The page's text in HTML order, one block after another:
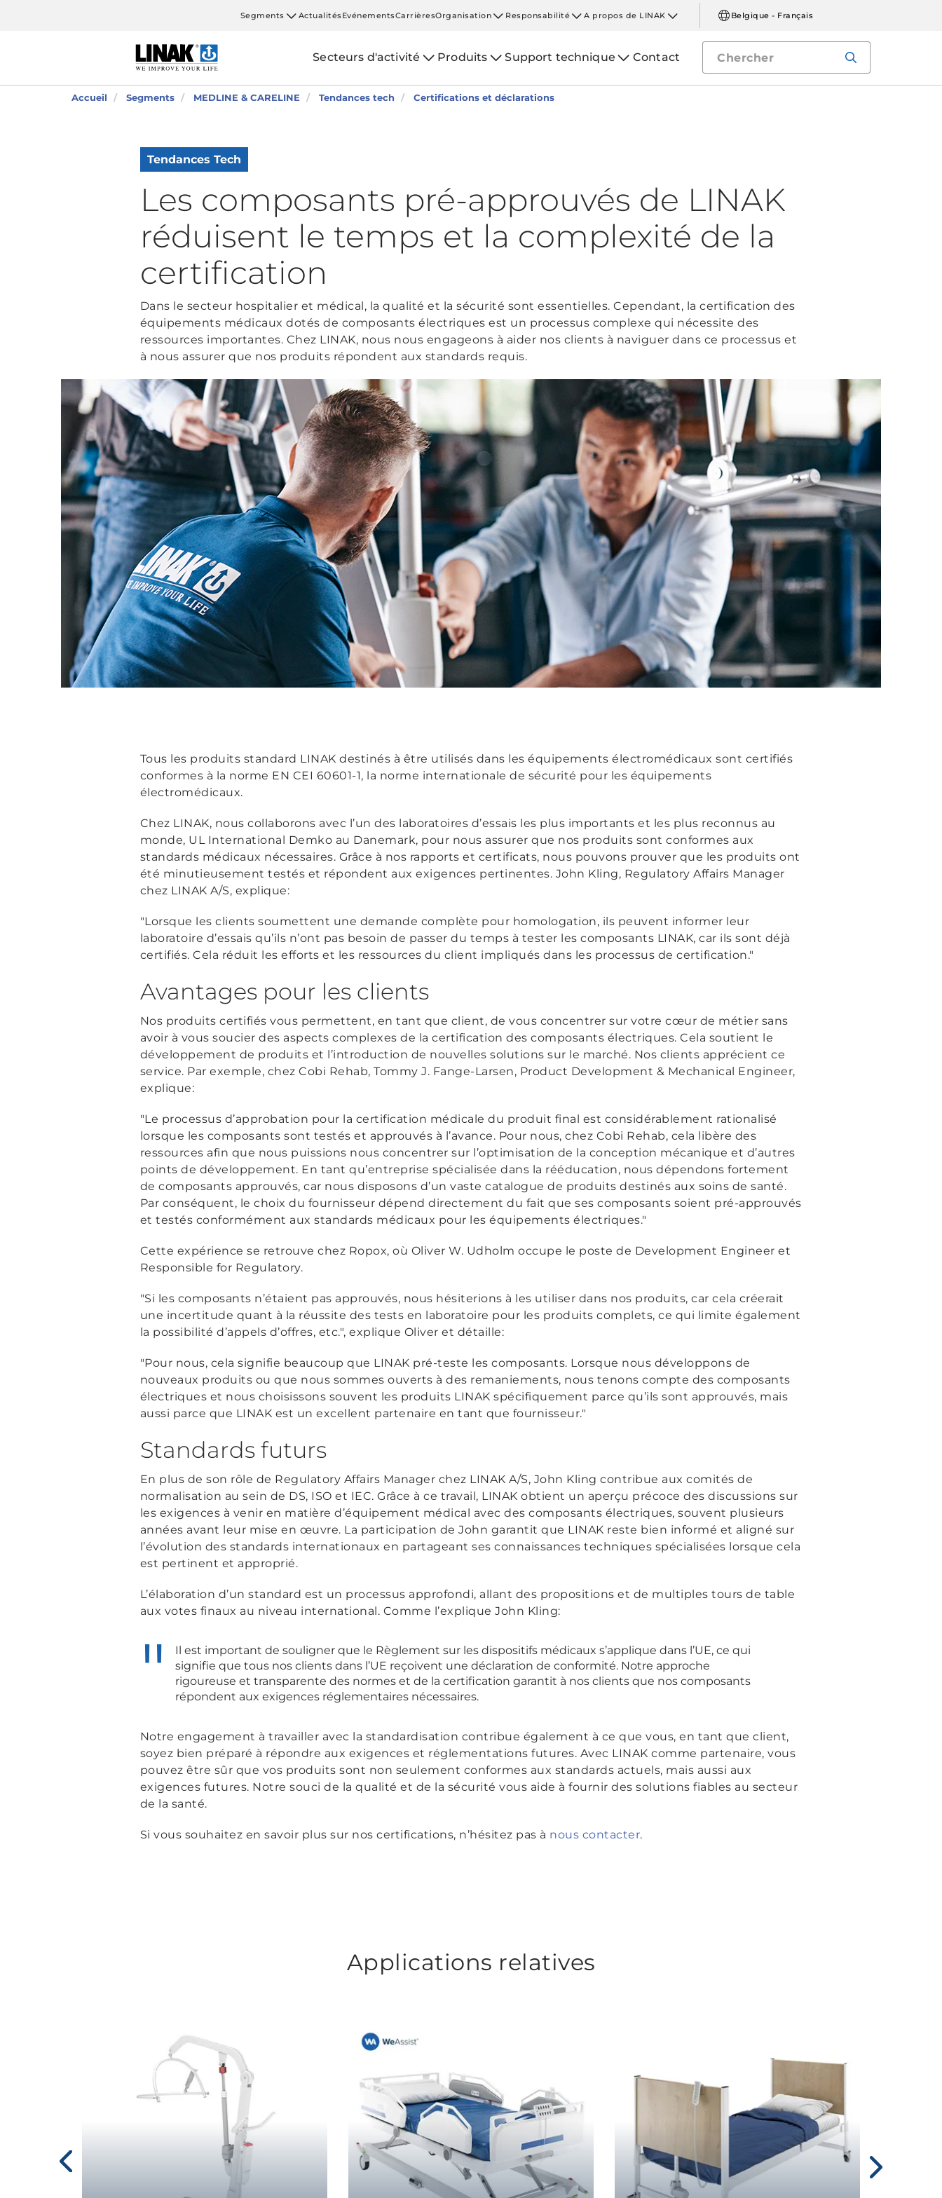
Segments ActualitésEvénementsCarrièresOrganisation Responsabilité A propos de LINAK Belgique - Français
Secteurs d'activité Produits Support technique Contact
Accueil Segments MEDLINE & CARELINE Tendances tech Certifications et déclarations
Tendances Tech
Les composants pré-approuvés de LINAK
réduisent le temps et la complexité de la
certification
Dans le secteur hospitalier et médical, la qualité et la sécurité sont essentielles. Cependant, la certification des
équipements médicaux dotés de composants électriques est un processus complexe qui nécessite des
ressources importantes. Chez LINAK, nous nous engageons à aider nos clients à naviguer dans ce processus et
à nous assurer que nos produits répondent aux standards requis.
Tous les produits standard LINAK destinés à être utilisés dans les équipements électromédicaux sont certifiés
conformes à la norme EN CEI 60601-1, la norme internationale de sécurité pour les équipements
électromédicaux.
Chez LINAK, nous collaborons avec l’un des laboratoires d’essais les plus importants et les plus reconnus au
monde, UL International Demko au Danemark, pour nous assurer que nos produits sont conformes aux
standards médicaux nécessaires. Grâce à nos rapports et certificats, nous pouvons prouver que les produits ont
été minutieusement testés et répondent aux exigences pertinentes. John Kling, Regulatory Affairs Manager
chez LINAK A/S, explique:
"Lorsque les clients soumettent une demande complète pour homologation, ils peuvent informer leur
laboratoire d’essais qu’ils n’ont pas besoin de passer du temps à tester les composants LINAK, car ils sont déjà
certifiés. Cela réduit les efforts et les ressources du client impliqués dans les processus de certification."
Avantages pour les clients
Nos produits certifiés vous permettent, en tant que client, de vous concentrer sur votre cœur de métier sans
avoir à vous soucier des aspects complexes de la certification des composants électriques. Cela soutient le
développement de produits et l’introduction de nouvelles solutions sur le marché. Nos clients apprécient ce
service. Par exemple, chez Cobi Rehab, Tommy J. Fange-Larsen, Product Development & Mechanical Engineer,
explique:
"Le processus d’approbation pour la certification médicale du produit final est considérablement rationalisé
lorsque les composants sont testés et approuvés à l’avance. Pour nous, chez Cobi Rehab, cela libère des
ressources afin que nous puissions nous concentrer sur l’optimisation de la conception mécanique et d’autres
points de développement. En tant qu’entreprise spécialisée dans la rééducation, nous dépendons fortement
de composants approuvés, car nous disposons d’un vaste catalogue de produits destinés aux soins de santé.
Par conséquent, le choix du fournisseur dépend directement du fait que ses composants soient pré-approuvés
et testés conformément aux standards médicaux pour les équipements électriques."
Cette expérience se retrouve chez Ropox, où Oliver W. Udholm occupe le poste de Development Engineer et
Responsible for Regulatory.
"Si les composants n’étaient pas approuvés, nous hésiterions à les utiliser dans nos produits, car cela créerait
une incertitude quant à la réussite des tests en laboratoire pour les produits complets, ce qui limite également
la possibilité d’appels d’offres, etc.", explique Oliver et détaille:
"Pour nous, cela signifie beaucoup que LINAK pré-teste les composants. Lorsque nous développons de
nouveaux produits ou que nous sommes ouverts à des remaniements, nous tenons compte des composants
électriques et nous choisissons souvent les produits LINAK spécifiquement parce qu’ils sont approuvés, mais
aussi parce que LINAK est un excellent partenaire en tant que fournisseur."
Standards futurs
En plus de son rôle de Regulatory Affairs Manager chez LINAK A/S, John Kling contribue aux comités de
normalisation au sein de DS, ISO et IEC. Grâce à ce travail, LINAK obtient un aperçu précoce des discussions sur
les exigences à venir en matière d’équipement médical avec des composants électriques, souvent plusieurs
années avant leur mise en œuvre. La participation de John garantit que LINAK reste bien informé et aligné sur
l’évolution des standards internationaux en partageant ses connaissances techniques spécialisées lorsque cela
est pertinent et approprié.
L’élaboration d’un standard est un processus approfondi, allant des propositions et de multiples tours de table
aux votes finaux au niveau international. Comme l’explique John Kling:
Il est important de souligner que le Règlement sur les dispositifs médicaux s’applique dans l’UE, ce qui
signifie que tous nos clients dans l’UE reçoivent une déclaration de conformité. Notre approche
rigoureuse et transparente des normes et de la certification garantit à nos clients que nos composants
répondent aux exigences réglementaires nécessaires.
Notre engagement à travailler avec la standardisation contribue également à ce que vous, en tant que client,
soyez bien préparé à répondre aux exigences et réglementations futures. Avec LINAK comme partenaire, vous
pouvez être sûr que vos produits sont non seulement conformes aux standards actuels, mais aussi aux
exigences futures. Notre souci de la qualité et de la sécurité vous aide à fournir des solutions fiables au secteur
de la santé.
Si vous souhaitez en savoir plus sur nos certifications, n’hésitez pas à nous contacter.
Applications relatives